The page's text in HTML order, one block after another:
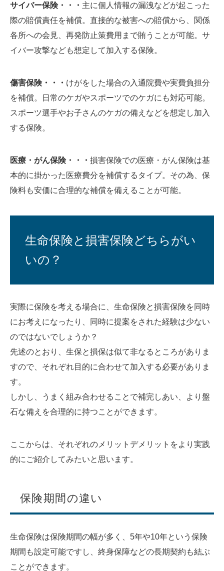
サイバー保険・・・ 主に個人情報の漏洩などが起こった
際の賠償責任を補償。直接的な被害への賠償から、関係
各所への会見、再発防止策費用まで賄うことが可能。サ
イバー攻撃なども想定して加入する保険。
傷害保険・・・ けがをした場合の入通院費や実費負担分
を補償。日常のケガやスポーツでのケガにも対応可能。
スポーツ選手やお子さんのケガの備えなどを想定し加入
する保険。
医療・がん保険・・・ 損害保険での医療・がん保険は基
本的に掛かった医療費分を補償するタイプ。その為、保
険料も安価に合理的な補償を備えることが可能。
生命保険と損害保険どちらがい
いの？
実際に保険を考える場合に、生命保険と損害保険を同時
にお考えになったり、同時に提案をされた経験は少ない
のではないでしょうか？
先述のとおり、生保と損保は似て非なるところがありま
すので、それぞれ目的に合わせて加入する必要がありま
す。
しかし、うまく組み合わせることで補完しあい、より盤
石な備えを合理的に持つことができます。
ここからは、それぞれのメリットデメリットをより実践
的にご紹介してみたいと思います。
保険期間の違い
生命保険は保険期間の幅が多く、5年や10年という保険
期間も設定可能ですし、終身保障などの長期契約も結ぶ
ことができます。